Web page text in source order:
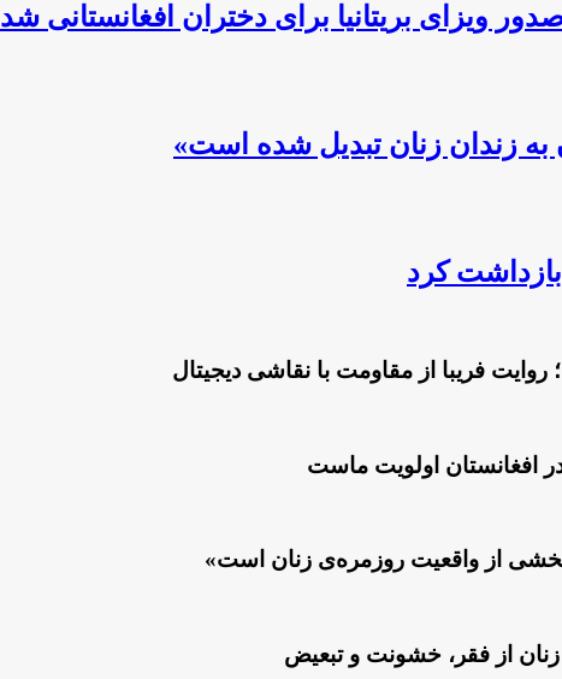
ویزای بریتانیا برای دختران افغانستانی شد
به زندان زنان تبدیل شده است»
فریبا از مقاومت با نقاشی دیجیتال
افغانستان اولویت ماست
از واقعیت روزمره‌ی زنان است»
از فقر، خشونت و تبعیض